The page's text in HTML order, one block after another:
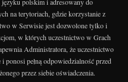
na terytoriach, gdzie korzystanie z
w Serwisie jest dozwolone tylko i
w których uczestnictwo w Grach
Administratora, że uczestnictwo
pełną odpowiedzialność przed
przez siebie oświadczenia.